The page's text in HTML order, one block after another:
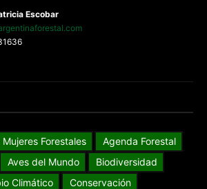
Escobar
Mujeres Forestales
Agenda Forestal
Aves del Mundo
Biodiversidad
Climático
Conservación